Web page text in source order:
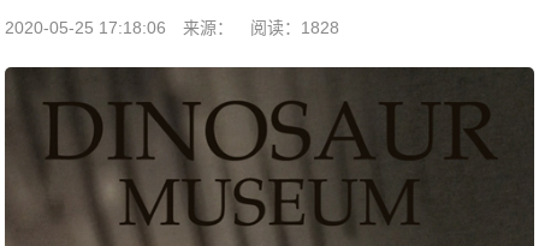
2020-05-25 17:18:06 来源： 阅读：1828